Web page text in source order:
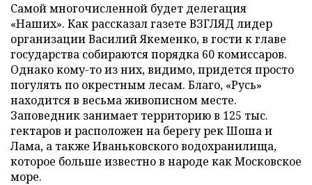
Самой многочисленной будет делегация
«Наших». Как рассказал газете ВЗГЛЯД лидер
организации Василий Якеменко, в гости к главе
государства собираются порядка 60 комиссаров.
Однако кому-то из них, видимо, придется просто
погулять по окрестным лесам. Благо, «Русь»
находится в весьма живописном месте.
Заповедник занимает территорию в 125 тыс.
гектаров и расположен на берегу рек Шоша и
Лама, а также Иваньковского водохранилища,
которое больше известно в народе как Московское
море.